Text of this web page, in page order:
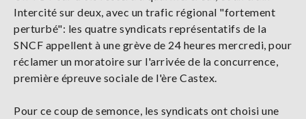
Intercité sur deux, avec un trafic régional "fortement
perturbé": les quatre syndicats représentatifs de la
SNCF appellent à une grève de 24 heures mercredi, pour
réclamer un moratoire sur l'arrivée de la concurrence,
première épreuve sociale de l'ère Castex.
Pour ce coup de semonce, les syndicats ont choisi une